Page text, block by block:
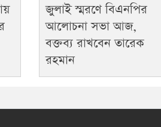
জুলাই স্মরণে বিএনপির
আলোচনা সভা আজ,
বক্তব্য রাখবেন তারেক
রহমান